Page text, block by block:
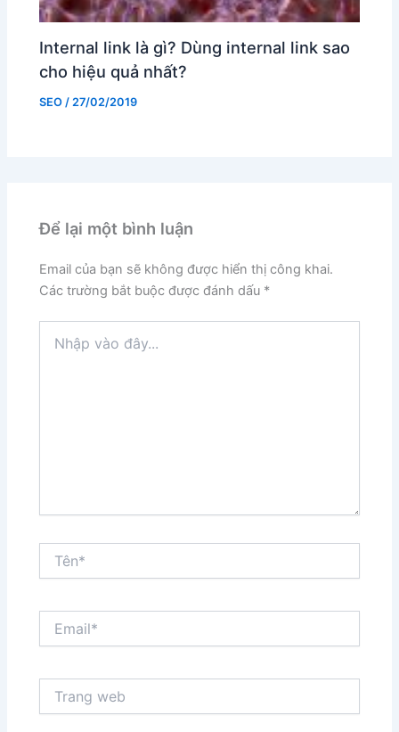
Internal link là gì? Dùng internal link sao
cho hiệu quả nhất?
SEO / 27/02/2019
Để lại một bình luận
Email của bạn sẽ không được hiển thị công khai.
Các trường bắt buộc được đánh dấu *
vào
web